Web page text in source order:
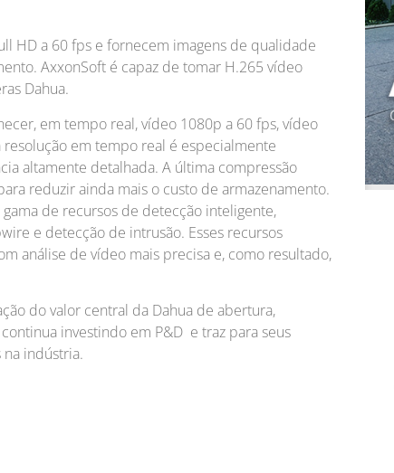
HD a 60 fps e fornecem imagens de qualidade
AxxonSoft é capaz de tomar H.265 vídeo
Dahua.
em tempo real, vídeo 1080p a 60 fps, vídeo
resolução em tempo real é especialmente
altamente detalhada. A última compressão
reduzir ainda mais o custo de armazenamento.
de recursos de detecção inteligente,
e detecção de intrusão. Esses recursos
análise de vídeo mais precisa e, como resultado,
do valor central da Dahua de abertura,
investindo em P&D e traz para seus
indústria.